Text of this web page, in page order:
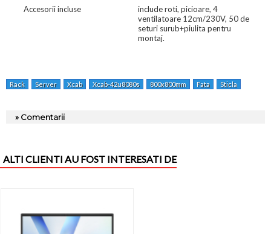
Accesorii incluse
include roti, picioare, 4
ventilatoare 12cm/230V, 50 de
seturi surub+piulita pentru
montaj.
Rack Server Xcab Xcab-42u8080s 800x800mm Fata Sticla
» Comentarii
ALTI CLIENTI AU FOST INTERESATI DE